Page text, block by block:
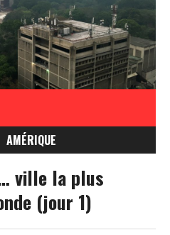
AMÉRIQUE
VENEZUELA
ville la plus
(jour 1)